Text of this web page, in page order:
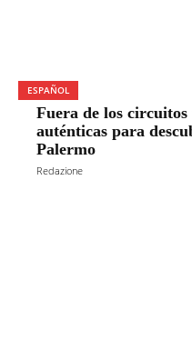
ESPAÑOL
Fuera de los
auténticas para
Palermo
Redazione